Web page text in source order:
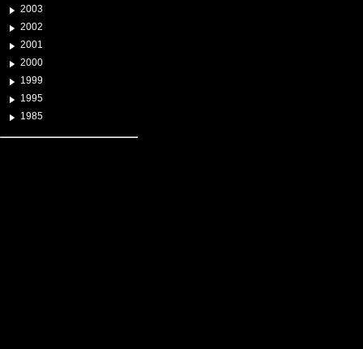
2003
2002
2001
2000
1999
1995
1985